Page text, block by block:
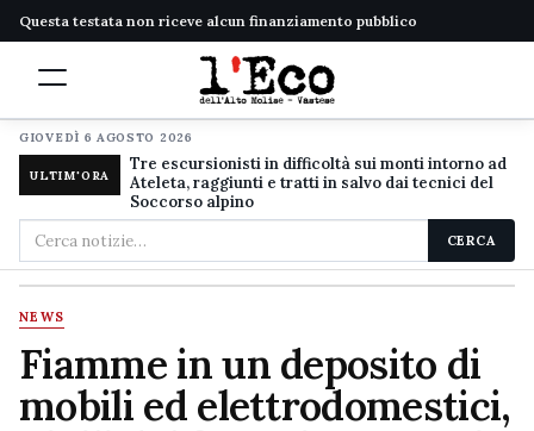
Questa testata non riceve alcun finanziamento pubblico
GIOVEDÌ 6 AGOSTO 2026
ULTIM'ORA
Tre escursionisti in difficoltà sui monti intorno ad
Ateleta, raggiunti e tratti in salvo dai tecnici del
Soccorso alpino
Cerca
nel
sito
CERCA
NEWS
Fiamme in un deposito di
mobili ed elettrodomestici,